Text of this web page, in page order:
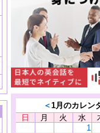
＜1月のカレン
日
月 火 水
1